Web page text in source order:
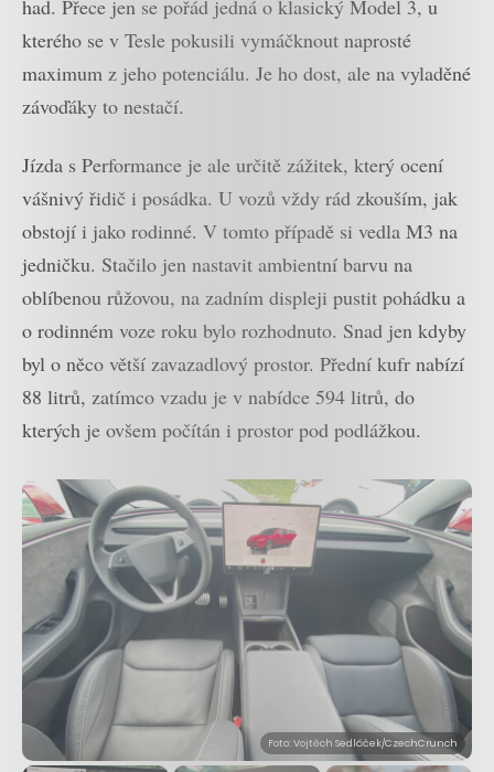
had. Přece jen se pořád jedná o klasický Model 3, u
kterého se v Tesle pokusili vymáčknout naprosté
maximum z jeho potenciálu. Je ho dost, ale na vyladěné
závoďáky to nestačí.
Jízda s Performance je ale určitě zážitek, který ocení
vášnivý řidič i posádka. U vozů vždy rád zkouším, jak
obstojí i jako rodinné. V tomto případě si vedla M3 na
jedničku. Stačilo jen nastavit ambientní barvu na
oblíbenou růžovou, na zadním displeji pustit pohádku a
o rodinném voze roku bylo rozhodnuto. Snad jen kdyby
byl o něco větší zavazadlový prostor. Přední kufr nabízí
88 litrů, zatímco vzadu je v nabídce 594 litrů, do
kterých je ovšem počítán i prostor pod podlážkou.
Foto: Vojtěch Sedláček/CzechCrunch